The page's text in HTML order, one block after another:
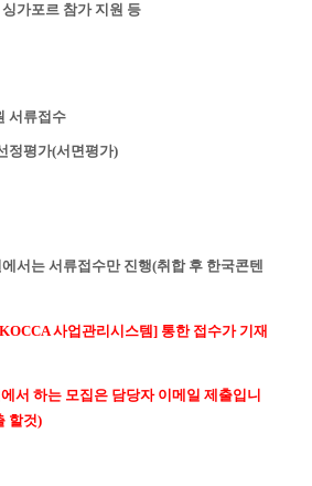
가포르 참가 지원 등
서류접수
정평가(서면평가)
서는 서류접수만 진행(취합 후 한국콘텐
사업관리시스템] 통한 접수가 기재
서 하는 모집은 담당자 이메일 제출입니
할것)